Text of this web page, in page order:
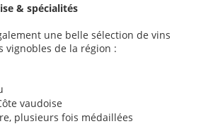
& spécialités
une belle sélection de vins
vignobles de la région :
vaudoise
plusieurs fois médaillées